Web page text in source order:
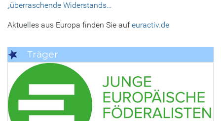
„überraschende Widerstands…
Aktuelles aus Europa finden Sie aufeuractiv.de
Träger